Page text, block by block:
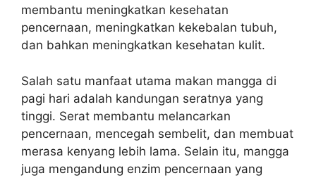
membantu meningkatkan kesehatan
pencernaan, meningkatkan kekebalan tubuh,
dan bahkan meningkatkan kesehatan kulit.
Salah satu manfaat utama makan mangga di
pagi hari adalah kandungan seratnya yang
tinggi. Serat membantu melancarkan
pencernaan, mencegah sembelit, dan membuat
merasa kenyang lebih lama. Selain itu, mangga
juga mengandung enzim pencernaan yang